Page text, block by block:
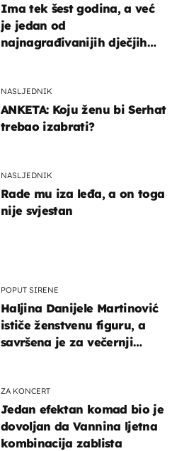
Ima tek šest godina, a već
je jedan od
najnagrađivanijih dječjih
NASLJEDNIK
ANKETA: Koju ženu bi Serhat
trebao izabrati?
NASLJEDNIK
Rade mu iza leđa, a on toga
nije svjestan
POPUT SIRENE
Haljina Danijele Martinović
ističe ženstvenu figuru, a
savršena je za večernji
ZA KONCERT
Jedan efektan komad bio je
dovoljan da Vannina ljetna
kombinacija zablista